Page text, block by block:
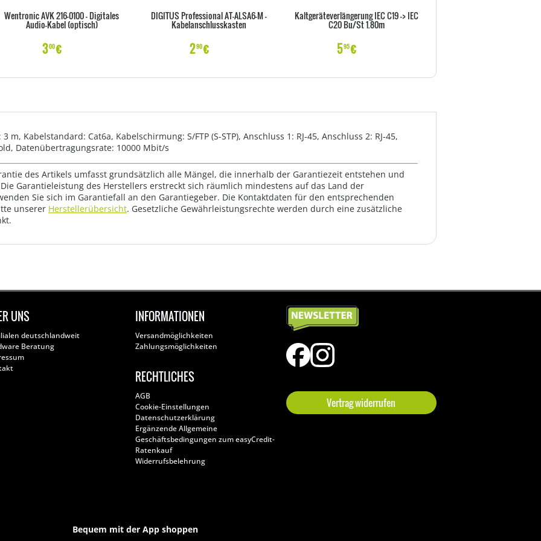
Wentronic AVK 216-0100 - Digitales
Audio-Kabel (optisch)
300€
DIGITUS Professional AT-ALSA6-M -
Kabelanschlusskasten
290€
Kaltgeräteverlängerung IEC C19 -> IEC
C20 Bu/St 1.80m
595€
m, Kabelstandard: Cat6a, Kabelschirmung: S/FTP (S-STP), Anschluss 1: RJ-45, Anschluss 2: RJ-45,
Datenübertragungsrate: 10000 Mbit/s
des Artikels umfasst grundsätzlich alle Mängel, die innerhalb der Garantiezeit entstehen und
Garantieleistung des Herstellers erstreckt sich räumlich mindestens auf das Land der
Sie sich im Garantiefall an den Garantiegeber. Die Kontaktdaten für den entsprechenden
unserer Herstellerübersicht. Gesetzliche Gewährleistungsrechte werden durch eine zusätzliche
UNS
deutschlandweit
Beratung
INFORMATIONEN
Versandmöglichkeiten
Zahlungsmöglichkeiten
RECHTLICHES
AGB
Cookie-Einstellungen
Datenschutzerklärung
Ergänzende Allgemeine
Geschäftsbedingungen zum easyCredit-
Ratenkauf
Widerrufsbelehrung
Vertrag widerrufen
Bequem mit der App shoppen